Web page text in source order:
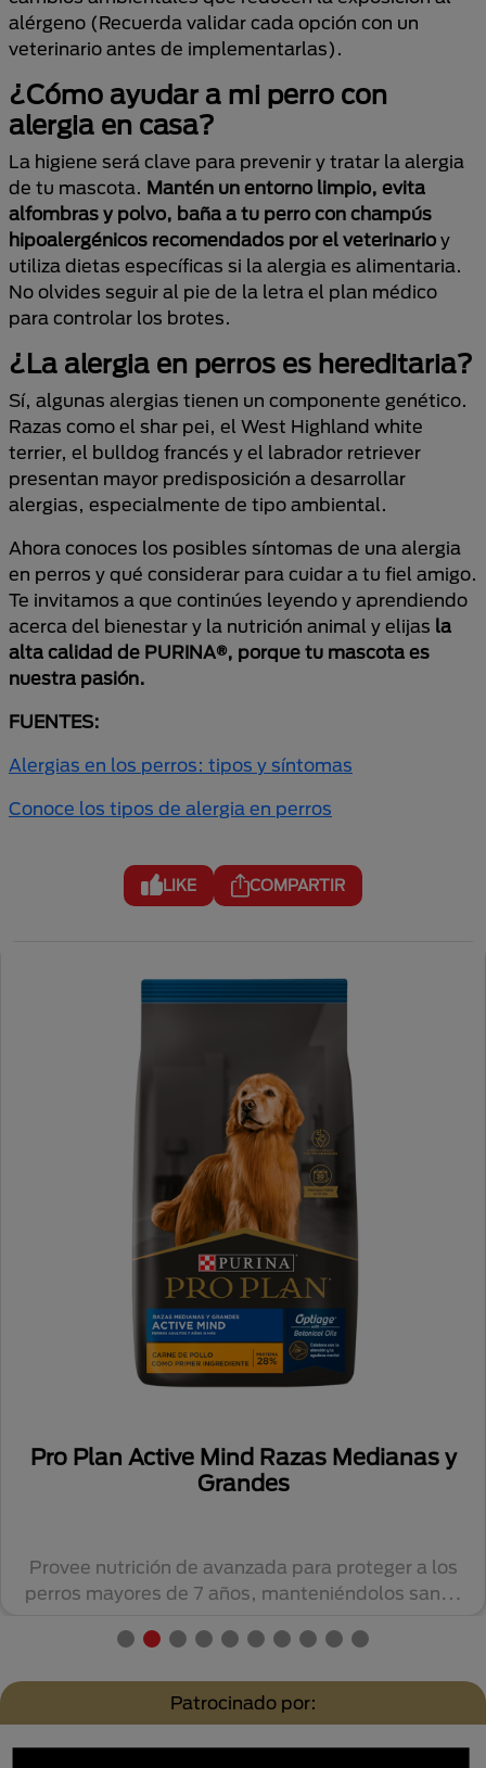
alérgeno (Recuerda validar cada opción con un
veterinario antes de implementarlas).
¿Cómo ayudar a mi perro con
alergia en casa?
La higiene será clave para prevenir y tratar la alergia
de tu mascota. Mantén un entorno limpio, evita
alfombras y polvo, baña a tu perro con champús
hipoalergénicos recomendados por el veterinario y
utiliza dietas específicas si la alergia es alimentaria.
No olvides seguir al pie de la letra el plan médico
para controlar los brotes.
¿La alergia en perros es hereditaria?
Sí, algunas alergias tienen un componente genético.
Razas como el shar pei, el West Highland white
terrier, el bulldog francés y el labrador retriever
presentan mayor predisposición a desarrollar
alergias, especialmente de tipo ambiental.
Ahora conoces los posibles síntomas de una alergia
en perros y qué considerar para cuidar a tu fiel amigo.
Te invitamos a que continúes leyendo y aprendiendo
acerca del bienestar y la nutrición animal y elijas la
alta calidad de PURINA®, porque tu mascota es
nuestra pasión.
FUENTES:
Alergias en los perros: tipos y síntomas
Conoce los tipos de alergia en perros
LIKE COMPARTIR
Pro Plan Active Mind Razas Medianas y
Grandes
Provee nutrición de avanzada para proteger a los
perros mayores de 7 años, manteniéndolos sanos
Patrocinado por: